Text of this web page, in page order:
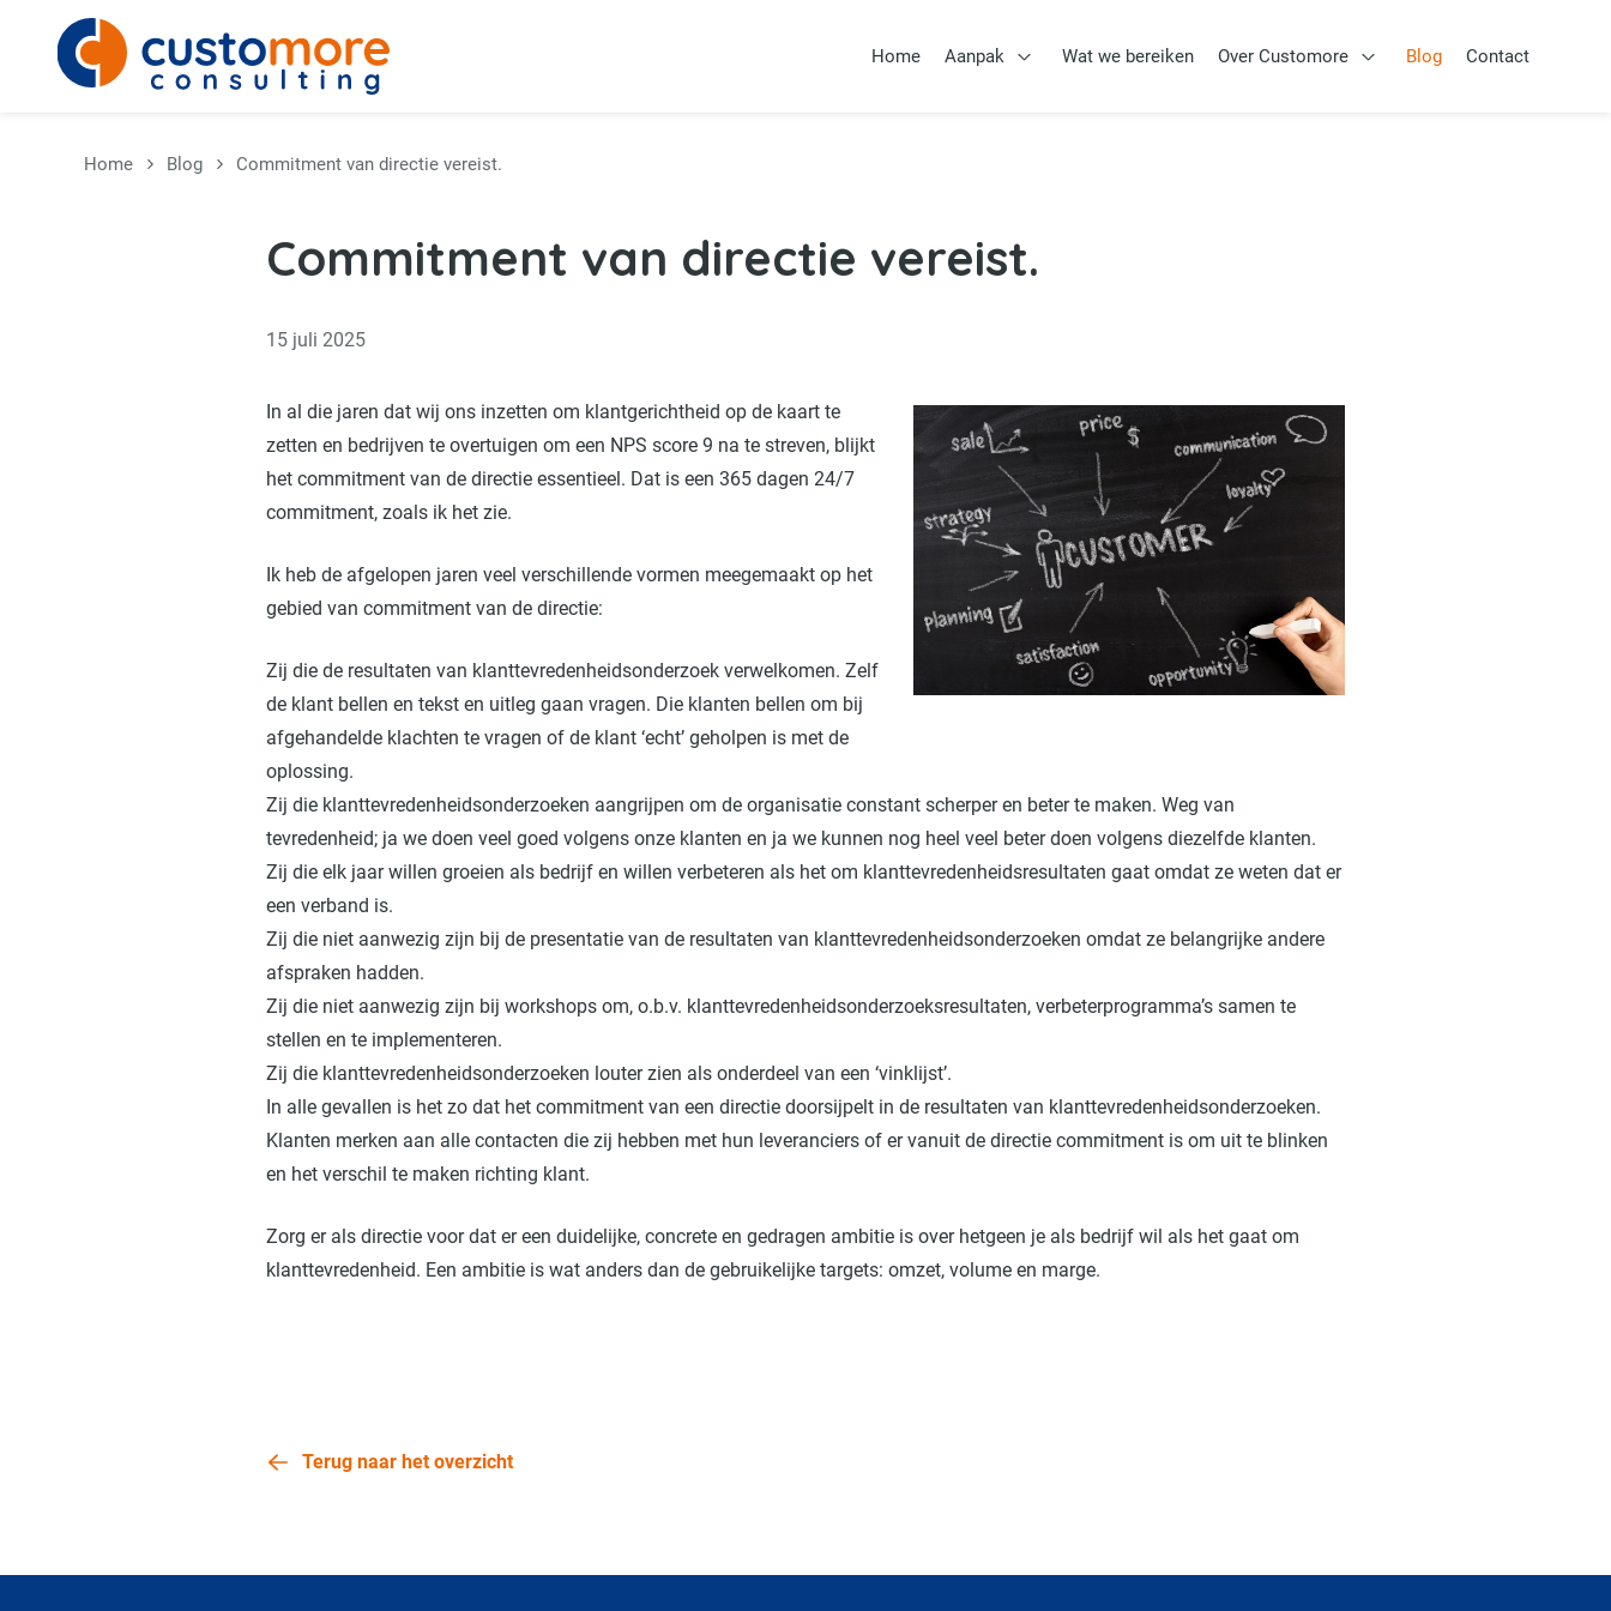
Overslaan en naar de inhoud gaan
Home Aanpak Wat we bereiken Over Customore
Open Over Customore
Blog Contact
Home Blog Commitment van directie vereist.
Commitment van directie vereist.
15 juli 2025
In al die jaren dat wij ons inzetten om klantgerichtheid op de kaart te
zetten en bedrijven te overtuigen om een NPS score 9 na te streven, blijkt
het commitment van de directie essentieel. Dat is een 365 dagen 24/7
commitment, zoals ik het zie.
Ik heb de afgelopen jaren veel verschillende vormen meegemaakt op het
gebied van commitment van de directie:
Zij die de resultaten van klanttevredenheidsonderzoek verwelkomen. Zelf
de klant bellen en tekst en uitleg gaan vragen. Die klanten bellen om bij
afgehandelde klachten te vragen of de klant ‘echt’ geholpen is met de
oplossing.
Zij die klanttevredenheidsonderzoeken aangrijpen om de organisatie constant scherper en beter te maken. Weg van
tevredenheid; ja we doen veel goed volgens onze klanten en ja we kunnen nog heel veel beter doen volgens diezelfde klanten.
Zij die elk jaar willen groeien als bedrijf en willen verbeteren als het om klanttevredenheidsresultaten gaat omdat ze weten dat er
een verband is.
Zij die niet aanwezig zijn bij de presentatie van de resultaten van klanttevredenheidsonderzoeken omdat ze belangrijke andere
afspraken hadden.
Zij die niet aanwezig zijn bij workshops om, o.b.v. klanttevredenheidsonderzoeksresultaten, verbeterprogramma’s samen te
stellen en te implementeren.
Zij die klanttevredenheidsonderzoeken louter zien als onderdeel van een ‘vinklijst’.
In alle gevallen is het zo dat het commitment van een directie doorsijpelt in de resultaten van klanttevredenheidsonderzoeken.
Klanten merken aan alle contacten die zij hebben met hun leveranciers of er vanuit de directie commitment is om uit te blinken
en het verschil te maken richting klant.
Zorg er als directie voor dat er een duidelijke, concrete en gedragen ambitie is over hetgeen je als bedrijf wil als het gaat om
klanttevredenheid. Een ambitie is wat anders dan de gebruikelijke targets: omzet, volume en marge.
Terug naar het overzicht